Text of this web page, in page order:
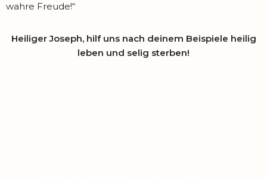
wahre Freude!“
Heiliger Joseph, hilf uns nach deinem Beispiele heilig
leben und selig sterben!